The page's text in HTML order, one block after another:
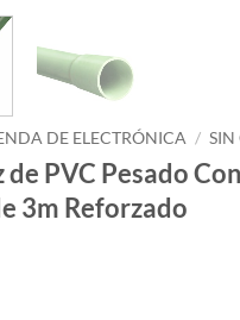
DE ELECTRÓNICA / SIN
de PVC Pesado
3m Reforzado